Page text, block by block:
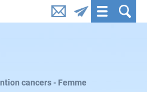
départemental d'éducation
cancers - Femme